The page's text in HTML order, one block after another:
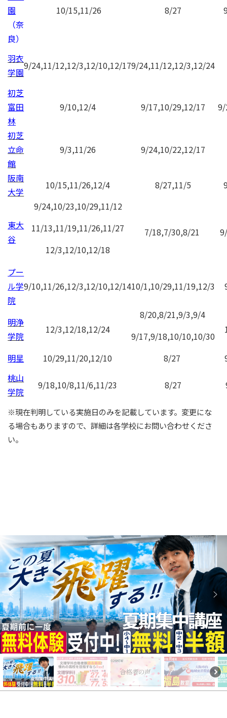
園
（奈
良）
10/15,11/26 8/27
羽衣
学園
9/24,11/12,12/3,12/10,12/179/24,11/12,12/3,12/24
初芝
富田
林
9/10,12/4 9/17,10/29,12/17
初芝
立命
館
9/3,11/26 9/24,10/22,12/17
阪南
大学
10/15,11/26,12/4 8/27,11/5
東大
谷
9/24,10/23,10/29,11/12
11/13,11/19,11/26,11/27
12/3,12/10,12/18
7/18,7/30,8/21
プー
ル学
院
9/10,11/26,12/3,12/10,12/1410/1,10/29,11/19,12/3
明浄
学院
12/3,12/18,12/24
8/20,8/21,9/3,9/4
9/17,9/18,10/10,10/30
明星 10/29,11/20,12/10 8/27
桃山
学院
9/18,10/8,11/6,11/23 8/27
※現在判明している実施日のみを記載しています。変更にな
る場合もありますので、詳細は各学校にお問い合わせくださ
い。